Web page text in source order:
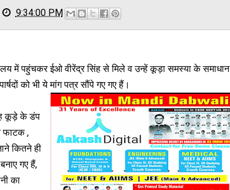
9:34:00 PM
में पहुंचकर ईओ वीरेंद्र सिंह से मिले व उन्हें कूड़ा समस्या के समाधान
को भी ये मांग पत्र सौंपे गए गए हैं।
कूड़े के डंप
फाटक ,
कितने ही
गए हैं,
का